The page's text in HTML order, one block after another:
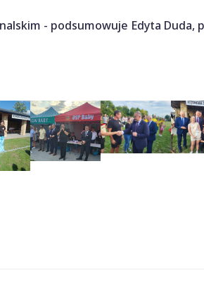
- podsumowuje Edyta Duda,